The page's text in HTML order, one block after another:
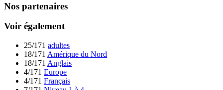
Nos partenaires
Voir également
25/171 adultes
18/171 Amérique du Nord
18/171 Anglais
4/171 Europe
4/171 Français